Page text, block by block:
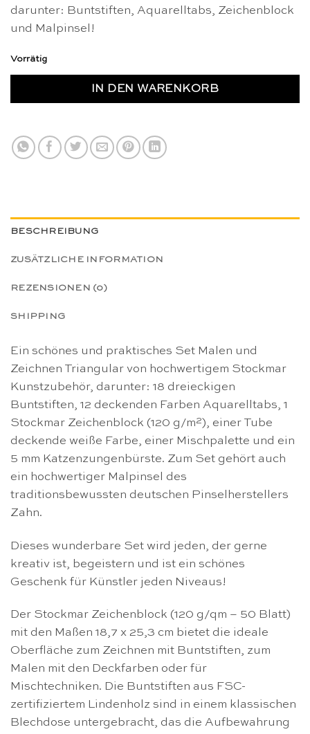
darunter: Buntstiften, Aquarelltabs, Zeichenblock
und Malpinsel!
Vorrätig
IN DEN WARENKORB
BESCHREIBUNG
ZUSÄTZLICHE INFORMATION
REZENSIONEN (0)
SHIPPING
Ein schönes und praktisches Set Malen und
Zeichnen Triangular von hochwertigem Stockmar
Kunstzubehör, darunter: 18 dreieckigen
Buntstiften, 12 deckenden Farben Aquarelltabs, 1
Stockmar Zeichenblock (120 g/m²), einer Tube
deckende weiße Farbe, einer Mischpalette und ein
5 mm Katzenzungenbürste. Zum Set gehört auch
ein hochwertiger Malpinsel des
traditionsbewussten deutschen Pinselherstellers
Zahn.
Dieses wunderbare Set wird jeden, der gerne
kreativ ist, begeistern und ist ein schönes
Geschenk für Künstler jeden Niveaus!
Der Stockmar Zeichenblock (120 g/qm – 50 Blatt)
mit den Maßen 18,7 x 25,3 cm bietet die ideale
Oberfläche zum Zeichnen mit Buntstiften, zum
Malen mit den Deckfarben oder für
Mischtechniken. Die Buntstiften aus FSC-
zertifiziertem Lindenholz sind in einem klassischen
Blechdose untergebracht, das die Aufbewahrung